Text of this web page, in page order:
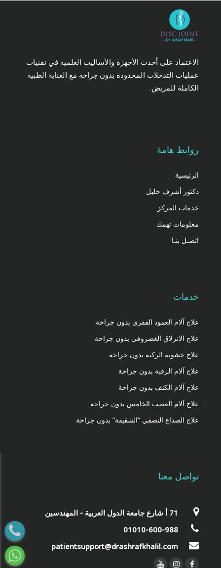
الاعتماد على أحدث الأجهزة والأساليب العلمية في تقنيات
عمليات التدخلات المحدودة بدون جراحة مع العناية الطبية
الكاملة للمريض.
روابط هامة
الرئيسية
دكتور أشرف خليل
خدمات المركز
معلومات تهمك
اتصـل بنـا
خدمات
علاج آلام العمود الفقري بدون جراحة
علاج الانزلاق الغضروفي بدون جراحة
علاج خشونة الركبة بدون جراحة
علاج آلام الرقبة بدون جراحة
علاج آلام الكتف بدون جراحة
علاج آلام العصب الخامس بدون جراحة
علاج الصداع النصفي “الشقيقة” بدون جراحة
تواصل معنا
‎71 أ شارع جامعة الدول العربية - المهندسين‎
01010-600-988
patientsupport@drashrafkhalil.com